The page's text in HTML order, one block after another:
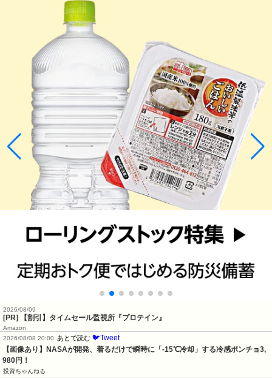
2026/08/09
[PR] 【割引】タイムセール監視所『プロテイン』
Amazon
2026/08/08 20:00
あとで読む 🐦Tweet
【画像あり】NASAが開発、着るだけで瞬時に「-15℃冷却」する冷感ポンチョ3,
980円！
投資ちゃんねる